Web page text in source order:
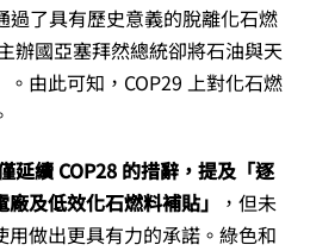
過了具有歷史意義的脫離化石燃
辦國亞塞拜然總統卻將石油與天
由此可知，COP29 上對化石燃
延續 COP28 的措辭，提及「逐
及低效化石燃料補貼」
，但未
做出更具有力的承諾。綠色和